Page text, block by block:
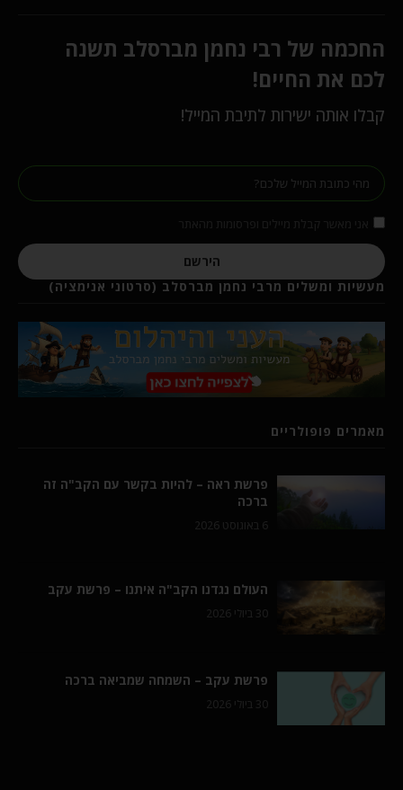
החכמה של רבי נחמן מברסלב תשנה
לכם את החיים!
קבלו אותה ישירות לתיבת המייל!
הירשם
מעשיות ומשלים מרבי נחמן מברסלב (סרטוני אנימציה)
מאמרים פופולריים
פרשת ראה – להיות בקשר עם הקב"ה זה
ברכה
6 באוגוסט 2026
העולם נגדנו הקב"ה איתנו – פרשת עקב
30 ביולי 2026
פרשת עקב – השמחה שמביאה ברכה
30 ביולי 2026